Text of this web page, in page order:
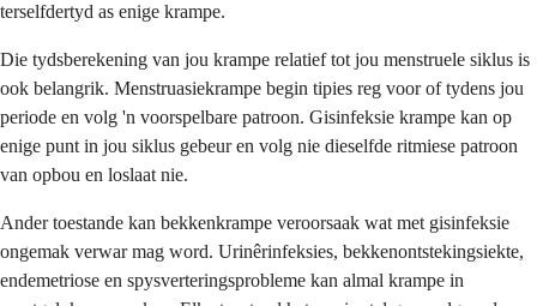
terselfdertyd as enige krampe.
Die tydsberekening van jou krampe relatief tot jou menstruele siklus is
ook belangrik. Menstruasiekrampe begin tipies reg voor of tydens jou
periode en volg 'n voorspelbare patroon. Gisinfeksie krampe kan op
enige punt in jou siklus gebeur en volg nie dieselfde ritmiese patroon
van opbou en loslaat nie.
Ander toestande kan bekkenkrampe veroorsaak wat met gisinfeksie
ongemak verwar mag word. Urinêrinfeksies, bekkenontstekingsiekte,
endemetriose en spysverteringsprobleme kan almal krampe in